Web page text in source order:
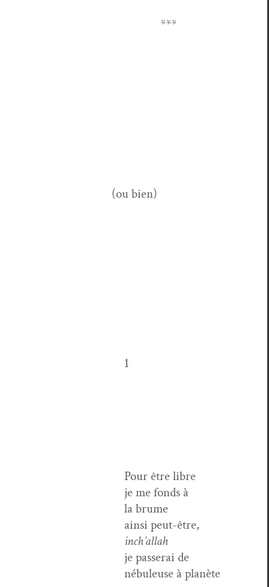
***
(ou bien)
1
Pour être libre
je me fonds à
la brume
ain­si peut-être,
inch’allah
je passerai de
nébuleuse à planète